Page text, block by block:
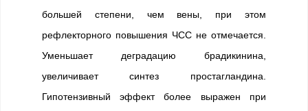
большей степени, чем вены, при этом
рефлекторного повышения ЧСС не отмечается.
Уменьшает деградацию брадикинина,
увеличивает синтез простагландина.
Гипотензивный эффект более выражен при